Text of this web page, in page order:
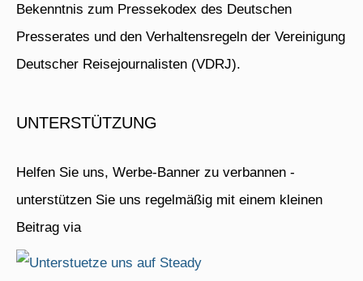
Bekenntnis zum Pressekodex des Deutschen
Presserates und den Verhaltensregeln der Vereinigung
Deutscher Reisejournalisten (VDRJ).
UNTERSTÜTZUNG
Helfen Sie uns, Werbe-Banner zu verbannen -
unterstützen Sie uns regelmäßig mit einem kleinen
Beitrag via